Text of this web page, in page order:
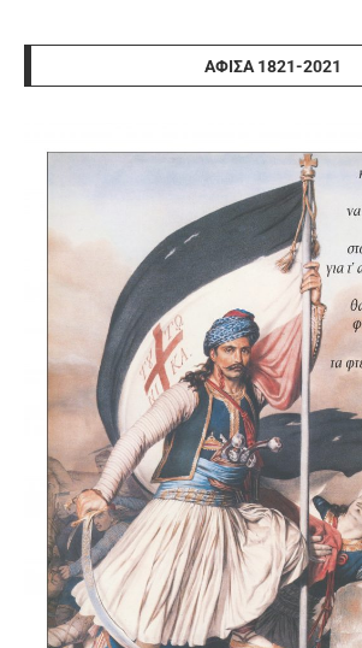
ΑΦΊΣΑ 1821-2021